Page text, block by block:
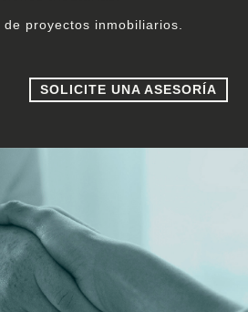
proyectos inmobiliarios.
SOLICITE UNA ASESORÍA